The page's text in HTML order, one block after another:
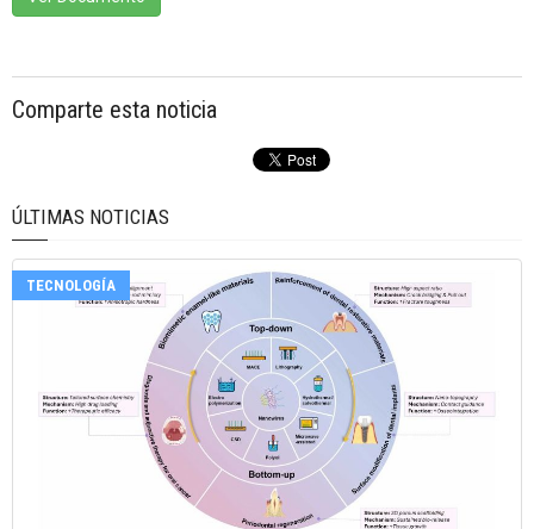
Comparte esta noticia
ÚLTIMAS NOTICIAS
TECNOLOGÍA